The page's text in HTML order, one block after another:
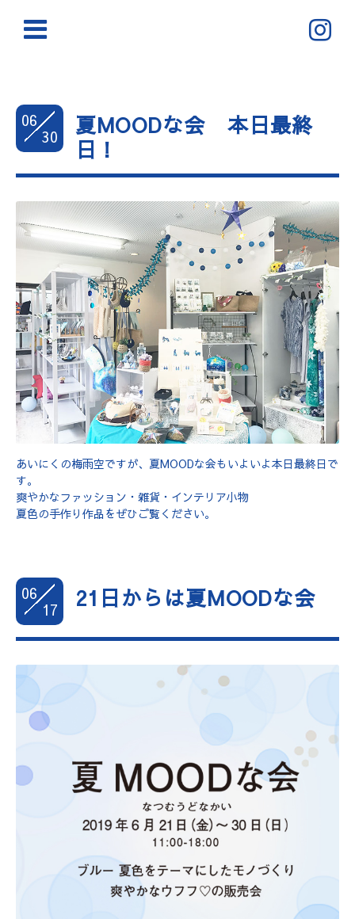
06
30
夏MOODな会 本日最終
日！
あいにくの梅雨空ですが、夏MOODな会もいよいよ本日最終日で
す。
爽やかなファッション・雑貨・インテリア小物
夏色の手作り作品をぜひご覧ください。
06
17
21日からは夏MOODな会